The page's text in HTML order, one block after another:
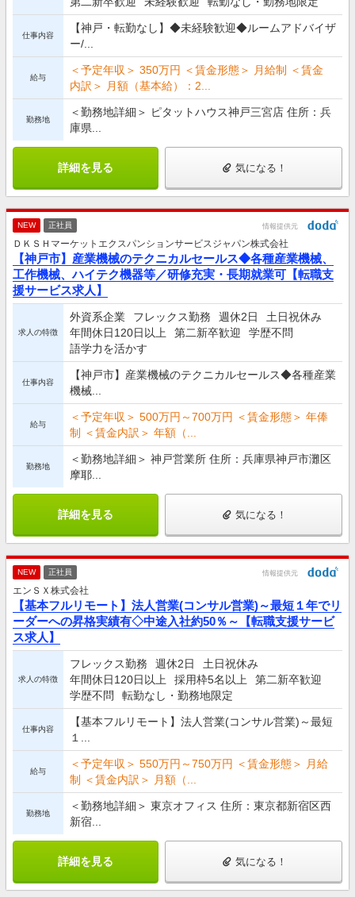
仕事内容
【神戸・転勤なし】◆未経験歓迎◆ルームアドバイザ
ー/...
給与
＜予定年収＞ 350万円 ＜賃金形態＞ 月給制 ＜賃金
内訳＞ 月額（基本給）：2...
勤務地
＜勤務地詳細＞ ピタットハウス神戸三宮店 住所：兵
庫県...
詳細を見る 気になる！
NEW 正社員 情報提供元
ＤＫＳＨマーケットエクスパンションサービスジャパン株式会社
【神戸市】産業機械のテクニカルセールス◆各種産業機械、
工作機械、ハイテク機器等／研修充実・長期就業可【転職支
援サービス求人】
求人の特徴
外資系企業 フレックス勤務 週休2日
土日祝休み
年間休日120日以上
第二新卒歓迎
学歴不問
語学力を活かす
仕事内容
【神戸市】産業機械のテクニカルセールス◆各種産業
機械...
給与
＜予定年収＞ 500万円～700万円 ＜賃金形態＞ 年俸
制 ＜賃金内訳＞ 年額（...
勤務地
＜勤務地詳細＞ 神戸営業所 住所：兵庫県神戸市灘区
摩耶...
詳細を見る 気になる！
NEW 正社員 情報提供元
エンＳＸ株式会社
【基本フルリモート】法人営業(コンサル営業)～最短１年でリ
ーダーへの昇格実績有◇中途入社約50％～【転職支援サービ
ス求人】
求人の特徴
フレックス勤務 週休2日
土日祝休み
年間休日120日以上
採用枠5名以上
第二新卒歓迎
学歴不問
転勤なし・勤務地限定
仕事内容
【基本フルリモート】法人営業(コンサル営業)～最短
１...
給与
＜予定年収＞ 550万円～750万円 ＜賃金形態＞ 月給
制 ＜賃金内訳＞ 月額（...
勤務地
＜勤務地詳細＞ 東京オフィス 住所：東京都新宿区西
新宿...
詳細を見る 気になる！